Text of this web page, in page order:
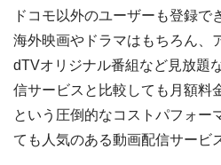
ドコモ以外のユーザーも登録で
海外映画やドラマはもちろん、
dTVオリジナル番組など見放題
信サービスと比較しても月額料
という圧倒的なコストパフォー
ても人気のある動画配信サービ